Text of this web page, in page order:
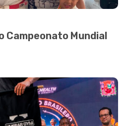
Campeonato Mundial